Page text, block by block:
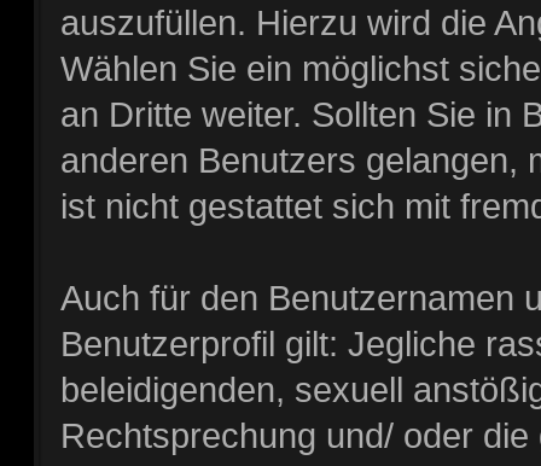
auszufüllen. Hierzu wird die
Wählen Sie ein möglichst
an Dritte weiter. Sollten Sie in
anderen Benutzers gelangen,
ist nicht gestattet sich mit
Auch für den Benutzernamen
Benutzerprofil gilt: Jegliche
beleidigenden, sexuell
Rechtsprechung und/ oder